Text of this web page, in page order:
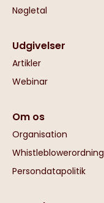
Nøgletal
Udgivelser
Artikler
Webinar
Om os
Organisation
Whistleblowerordning
Persondatapolitik